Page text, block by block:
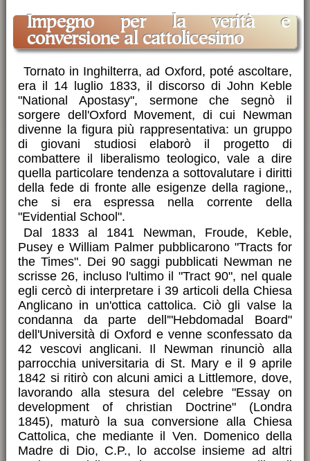
Impegno per la verità e
conversione al cattolicesimo
Tornato in Inghilterra, ad Oxford, poté ascoltare,
era il 14 luglio 1833, il discorso di John Keble
"National Apostasy", sermone che segnò il
sorgere dell'Oxford Movement, di cui Newman
divenne la figura più rappresentativa: un gruppo
di giovani studiosi elaborò il progetto di
combattere il liberalismo teologico, vale a dire
quella particolare tendenza a sottovalutare i diritti
della fede di fronte alle esigenze della ragione,,
che si era espressa nella corrente della
"Evidential School".
Dal 1833 al 1841 Newman, Froude, Keble,
Pusey e William Palmer pubblicarono "Tracts for
the Times". Dei 90 saggi pubblicati Newman ne
scrisse 26, incluso l'ultimo il "Tract 90", nel quale
egli cercò di interpretare i 39 articoli della Chiesa
Anglicano in un'ottica cattolica. Ciò gli valse la
condanna da parte dell'"Hebdomadal Board"
dell'Università di Oxford e venne sconfessato da
42 vescovi anglicani. Il Newman rinunciò alla
parrocchia universitaria di St. Mary e il 9 aprile
1842 si ritirò con alcuni amici a Littlemore, dove,
lavorando alla stesura del celebre "Essay on
development of christian Doctrine" (Londra
1845), maturò la sua conversione alla Chiesa
Cattolica, che mediante il Ven. Domenico della
Madre di Dio, C.P., lo accolse insieme ad altri